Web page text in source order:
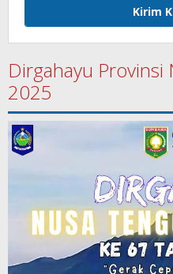
Dirgahayu Provinsi
2025